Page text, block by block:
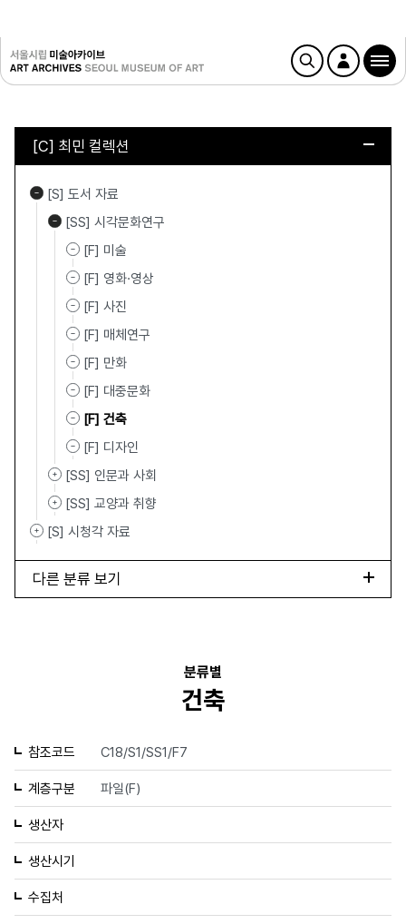
[C] 최민 컬렉션
[S] 도서 자료
[SS] 시각문화연구
[F] 미술
[F] 영화·영상
[F] 사진
[F] 매체연구
[F] 만화
[F] 대중문화
[F] 건축
[F] 디자인
[SS] 인문과 사회
[SS] 교양과 취향
[S] 시청각 자료
다른 분류 보기
분류별
건축
참조코드 C18/S1/SS1/F7
계층구분 파일(F)
생산자
생산시기
수집처